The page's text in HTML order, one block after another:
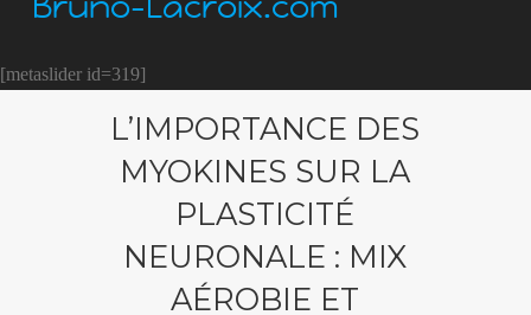
[metaslider id=319]
L’IMPORTANCE DES
MYOKINES SUR LA
PLASTICITÉ
NEURONALE : MIX
AÉROBIE ET